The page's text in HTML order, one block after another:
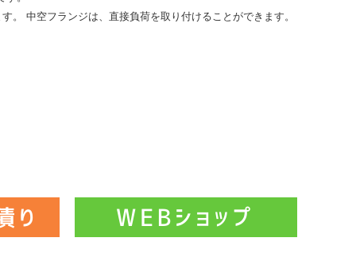
。 中空フランジは、直接負荷を取り付けることができます。